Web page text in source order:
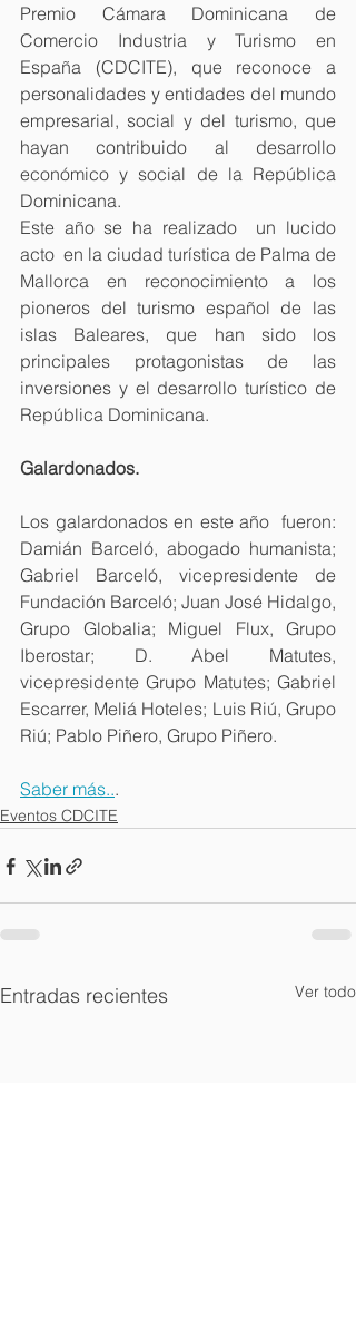
Premio Cámara Dominicana de
Comercio Industria y Turismo en
España (CDCITE), que reconoce a
personalidades y entidades del mundo
empresarial, social y del turismo, que
hayan contribuido al desarrollo
económico y social de la República
Dominicana.
Este año se ha realizado  un lucido
acto  en la ciudad turística de Palma de
Mallorca en reconocimiento a los
pioneros del turismo español de las
islas Baleares, que han sido los
principales protagonistas de las
inversiones y el desarrollo turístico de
República Dominicana.
Galardonados.
Los galardonados en este año  fueron:
Damián Barceló, abogado humanista;
Gabriel Barceló, vicepresidente de
Fundación Barceló; Juan José Hidalgo,
Grupo Globalia; Miguel Flux, Grupo
Iberostar; D. Abel Matutes,
vicepresidente Grupo Matutes; Gabriel
Escarrer, Meliá Hoteles; Luis Riú, Grupo
Riú; Pablo Piñero, Grupo Piñero.
Saber más...
Eventos CDCITE
Entradas recientes Ver todo